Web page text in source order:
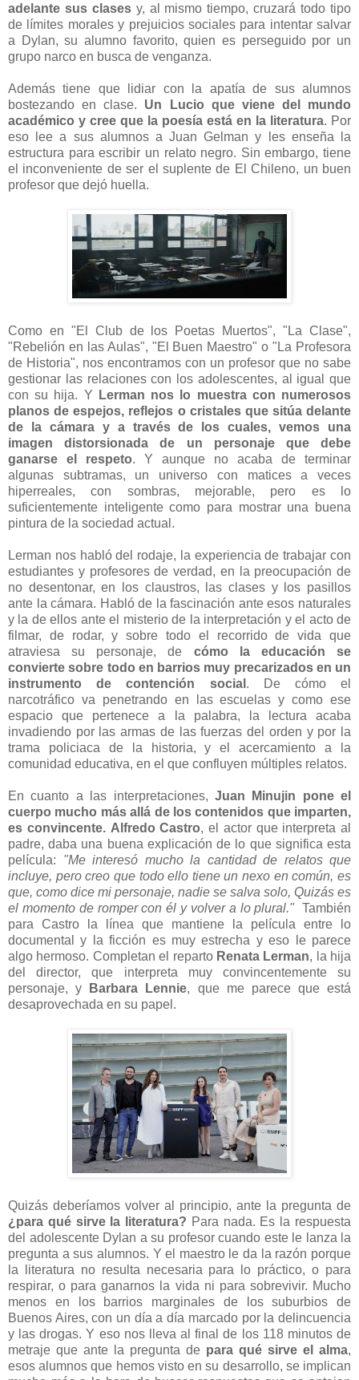
adelante sus clasesy, al mismo tiempo, cruzará todo tipo
de límites morales y prejuicios sociales para intentar salvar
a Dylan, su alumno favorito, quien es perseguido por un
grupo narco en busca de venganza.
Además tiene que lidiar con la apatía de sus alumnos
bostezando en clase. Un Lucio que viene del mundo
académico y cree que la poesía está en la literatura. Por
eso lee a sus alumnos a Juan Gelman y les enseña la
estructura para escribir un relato negro. Sin embargo, tiene
el inconveniente de ser el suplente de El Chileno, un buen
profesor que dejó huella.
Como en "El Club de los Poetas Muertos", "La Clase",
"Rebelión en las Aulas", "El Buen Maestro" o "La Profesora
de Historia", nos encontramos con un profesor que no sabe
gestionar las relaciones con los adolescentes, al igual que
con su hija. Y
Lerman nos lo muestra con numerosos
planos de espejos, reflejos o cristales que sitúa delante
de la cámara y a través de los cuales, vemos una
imagen distorsionada de un personaje que debe
ganarse el respeto. Y aunque no acaba de terminar
algunas subtramas, un universo con matices a veces
hiperreales, con sombras, mejorable, pero es lo
suficientemente inteligente como para mostrar una buena
pintura de la sociedad actual.
Lerman nos habló del rodaje, la experiencia de trabajar con
estudiantes y profesores de verdad, en la preocupación de
no desentonar, en los claustros, las clases y los pasillos
ante la cámara. Habló de la fascinación ante esos naturales
y la de ellos ante el misterio de la interpretación y el acto de
filmar, de rodar, y sobre todo el recorrido de vida que
atraviesa su personaje, de cómo la educación se
convierte sobre todo en barrios muy precarizados en un
instrumento de contención social . De cómo el
narcotráfico va penetrando en las escuelas y como ese
espacio que pertenece a la palabra, la lectura acaba
invadiendo por las armas de las fuerzas del orden y por la
trama policiaca de la historia, y el acercamiento a la
comunidad educativa, en el que confluyen múltiples relatos.
En cuanto a las interpretaciones, Juan Minujin pone el
cuerpo mucho más allá de los contenidos que imparten,
es convincente. Alfredo Castro, el actor que interpreta al
padre, daba una buena explicación de lo que significa esta
película: "Me interesó mucho la cantidad de relatos que
incluye, pero creo que todo ello tiene un nexo en común, es
que, como dice mi personaje, nadie se salva solo, Quizás es
el momento de romper con él y volver a lo plural." También
para Castro la línea que mantiene la película entre lo
documental y la ficción es muy estrecha y eso le parece
algo hermoso. Completan el reparto Renata Lerman, la hija
del director, que interpreta muy convincentemente su
personaje, y
Barbara Lennie, que me parece que está
desaprovechada en su papel.
Quizás deberíamos volver al principio, ante la pregunta de
¿para qué sirve la literatura? Para nada. Es la respuesta
del adolescente Dylan a su profesor cuando este le lanza la
pregunta a sus alumnos. Y el maestro le da la razón porque
la literatura no resulta necesaria para lo práctico, o para
respirar, o para ganarnos la vida ni para sobrevivir. Mucho
menos en los barrios marginales de los suburbios de
Buenos Aires, con un día a día marcado por la delincuencia
y las drogas. Y eso nos lleva al final de los 118 minutos de
metraje que ante la pregunta de para qué sirve el alma,
esos alumnos que hemos visto en su desarrollo, se implican